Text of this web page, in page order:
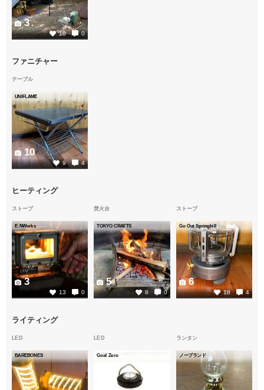
10 0
3
ファニチャー
テーブル
UNIFLAME
9 4
10
ヒーティング
ストーブ
E.NWorks
13 0
3
焚火台
TOKYO CRAFTS
8 0
5
ストーブ
Go Out Springhill
18 4
6
ライティング
LED
BAREBONES
LED
Goal Zero
ランタン
ノーブランド